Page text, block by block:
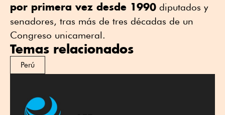
por primera vez desde 1990 diputados y
senadores, tras más de tres décadas de un
Congreso unicameral.
Temas relacionados
Perú